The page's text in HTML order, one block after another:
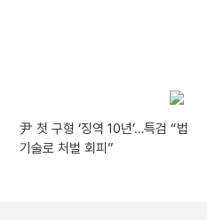
尹 첫 구형 ‘징역 10년’…특검 “법
기술로 처벌 회피”